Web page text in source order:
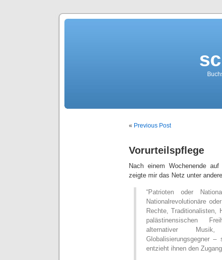
« Previous Post
Vorurteilspflege
Nach einem Wochenende
zeigte mir das Netz unter
“Patrioten oder
Nationalrevolutionäre
Rechte, Traditionalisten,
palästinensischen
alternativer
Globalisierungsgegner
entzieht ihnen den